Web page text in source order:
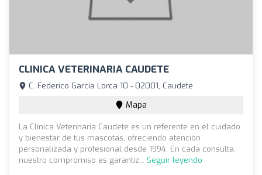
CLINICA VETERINARIA CAUDETE
C. Federico García Lorca 10 - 02001, Caudete
Mapa
La Clínica Veterinaria Caudete es un referente en el cuidado
y bienestar de tus mascotas, ofreciendo atención
personalizada y profesional desde 1994. En cada consulta,
nuestro compromiso es garantiz... Seguir leyendo